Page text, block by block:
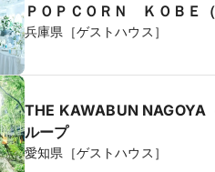
ＰＯＰＣＯＲＮ ＫＯＢＥ
兵庫県［ゲストハウス］
THE KAWABUN NAGOYA
ループ
愛知県［ゲストハウス］